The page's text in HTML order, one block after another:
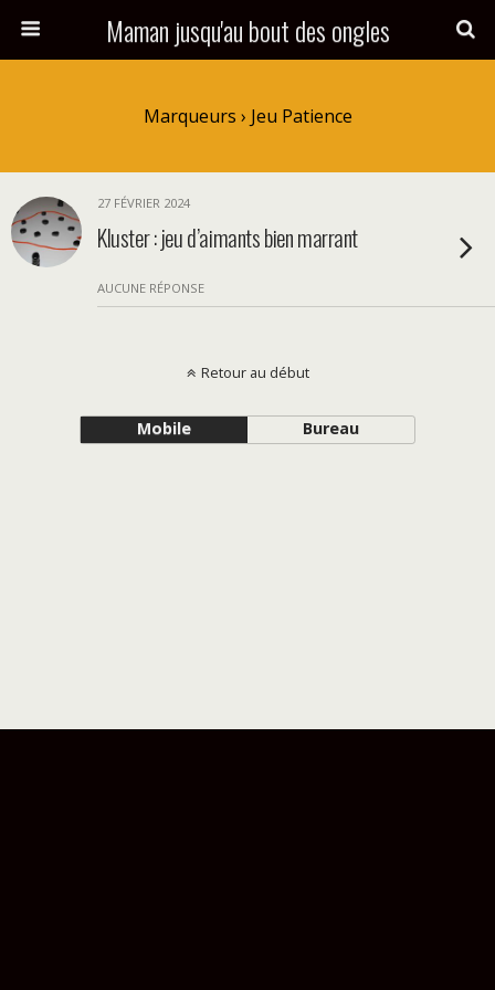
Maman jusqu'au bout des ongles
Marqueurs › Jeu Patience
27 FÉVRIER 2024
Kluster : jeu d’aimants bien marrant
AUCUNE RÉPONSE
Retour au début
Mobile Bureau